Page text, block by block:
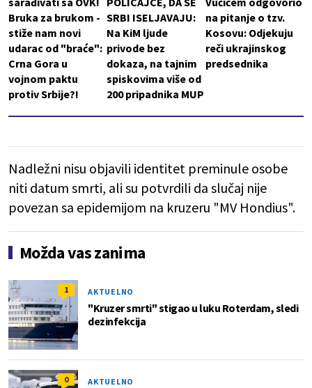
Bruka za brukom -
stiže nam novi
udarac od "braće":
Crna Gora u
vojnom paktu
protiv Srbije?!
SRBI ISELJAVAJU:
Na KiM ljude
privode bez
dokaza, na tajnim
spiskovima više od
200 pripadnika MUP
na pitanje o tzv.
Kosovu: Odjekuju
reči ukrajinskog
predsednika
Nadležni nisu objavili identitet preminule osobe
niti datum smrti, ali su potvrdili da slučaj nije
povezan sa epidemijom na kruzeru "MV Hondius".
Možda vas zanima
1 AKTUELNO
"Kruzer smrti" stigao u luku Roterdam, sledi
dezinfekcija
0 AKTUELNO